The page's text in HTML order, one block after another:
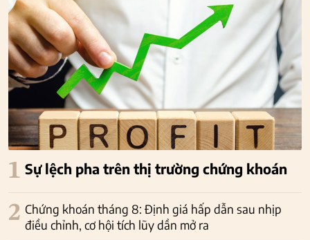
1 Sự lệch pha trên thị trường chứng khoán
2 Chứng khoán tháng 8: Định giá hấp dẫn sau nhịp
điều chỉnh, cơ hội tích lũy dần mở ra